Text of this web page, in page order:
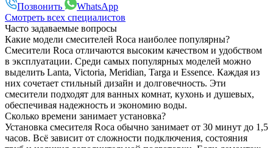
Позвонить
WhatsApp
Смотреть всех специалистов
Часто задаваемые вопросы
Какие модели смесителей Roca наиболее популярны?
Смесители Roca отличаются высоким качеством и удобством
в эксплуатации. Среди самых популярных моделей можно
выделить Lanta, Victoria, Meridian, Targa и Essence. Каждая из
них сочетает стильный дизайн и долговечность. Эти
смесители подходят для ванных комнат, кухонь и душевых,
обеспечивая надежность и экономию воды.
Сколько времени занимает установка?
Установка смесителя Roca обычно занимает от 30 минут до 1,5
часов. Всё зависит от сложности подключения, состояния